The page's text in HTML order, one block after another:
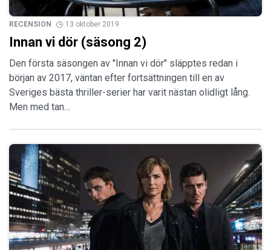
RECENSION 13 oktober 2019
Innan vi dör (säsong 2)
Den första säsongen av "Innan vi dör" släpptes redan i
början av 2017, väntan efter fortsättningen till en av
Sveriges bästa thriller-serier har varit nästan olidligt lång.
Men med tan…